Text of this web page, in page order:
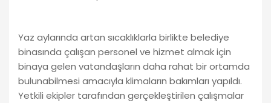
Yaz aylarında artan sıcaklıklarla birlikte belediye
binasında çalışan personel ve hizmet almak için
binaya gelen vatandaşların daha rahat bir ortamda
bulunabilmesi amacıyla klimaların bakımları yapıldı.
Yetkili ekipler tarafından gerçekleştirilen çalışmalar